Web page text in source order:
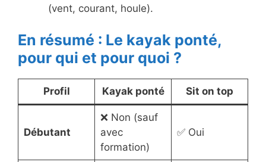
(vent, courant, houle).
En résumé : Le kayak ponté,
pour qui et pour quoi ?
Profil Kayak ponté Sit on top
Débutant
❌ Non (sauf
avec
formation)
✅ Oui